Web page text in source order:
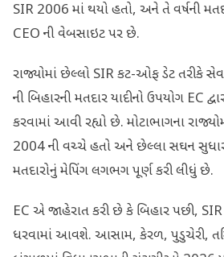
SIR 2006 માં થયો હતો, અને તે વર્ષની
CEO ની વેબસાઇટ પર છે.
રાજ્યોમાં છેલ્લો SIR કટ-ઓફ ડેટ તરીકે
ની બિહારની મતદાર યાદીનો ઉપયોગ EC
કરવામાં આવી રહ્યો છે. મોટાભાગના
2004 ની વચ્ચે હતો અને છેલ્લા સઘન
મતદારોનું મેપિંગ લગભગ પૂર્ણ કરી લીધું છે.
EC એ જાહેરાત કરી છે કે બિહાર પછી,
ધરવામાં આવશે. આસામ, કેરળ, પુડુચેરી,